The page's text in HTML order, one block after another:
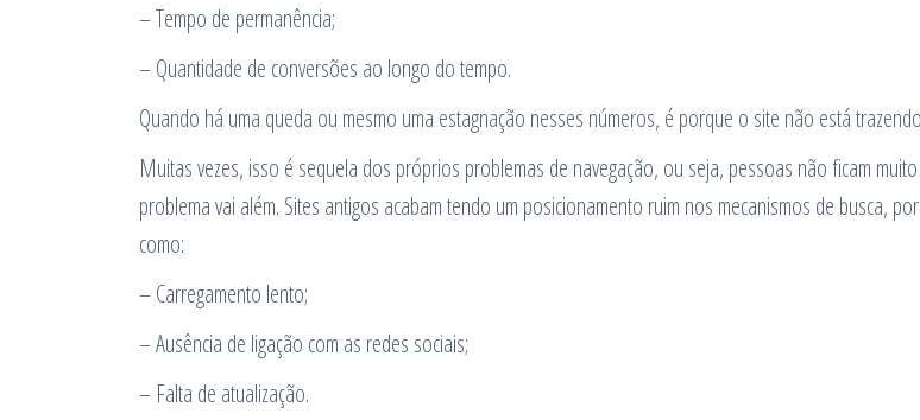
– Tempo de permanência;
– Quantidade de conversões ao longo do tempo.
Quando há uma queda ou mesmo uma estagnação nesses números, é porque o site não está
Muitas vezes, isso é sequela dos próprios problemas de navegação, ou seja, pessoas não ficam
problema vai além. Sites antigos acabam tendo um posicionamento ruim nos mecanismos de busca,
como:
– Carregamento lento;
– Ausência de ligação com as redes sociais;
– Falta de atualização.